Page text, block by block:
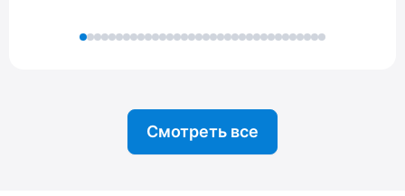
Смотреть все